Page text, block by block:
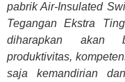
pabrik Air-Insulated
Tegangan Ekstra
diharapkan akan
produktivitas,
saja kemandirian